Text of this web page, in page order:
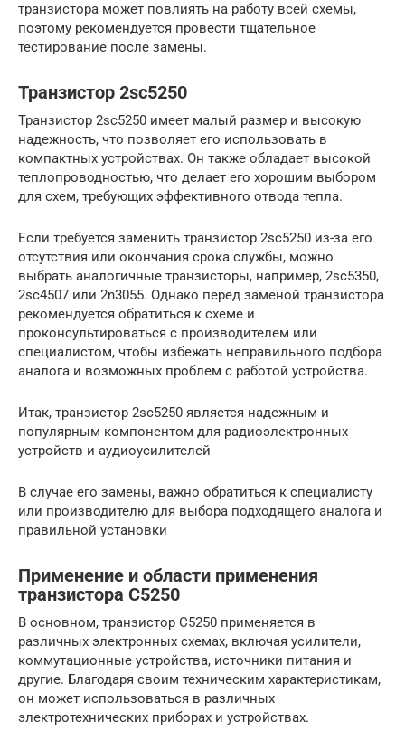
транзистора может повлиять на работу всей схемы,
поэтому рекомендуется провести тщательное
тестирование после замены.
Транзистор 2sc5250
Транзистор 2sc5250 имеет малый размер и высокую
надежность, что позволяет его использовать в
компактных устройствах. Он также обладает высокой
теплопроводностью, что делает его хорошим выбором
для схем, требующих эффективного отвода тепла.
Если требуется заменить транзистор 2sc5250 из-за его
отсутствия или окончания срока службы, можно
выбрать аналогичные транзисторы, например, 2sc5350,
2sc4507 или 2n3055. Однако перед заменой транзистора
рекомендуется обратиться к схеме и
проконсультироваться с производителем или
специалистом, чтобы избежать неправильного подбора
аналога и возможных проблем с работой устройства.
Итак, транзистор 2sc5250 является надежным и
популярным компонентом для радиоэлектронных
устройств и аудиоусилителей
В случае его замены, важно обратиться к специалисту
или производителю для выбора подходящего аналога и
правильной установки
Применение и области применения
транзистора C5250
В основном, транзистор C5250 применяется в
различных электронных схемах, включая усилители,
коммутационные устройства, источники питания и
другие. Благодаря своим техническим характеристикам,
он может использоваться в различных
электротехнических приборах и устройствах.